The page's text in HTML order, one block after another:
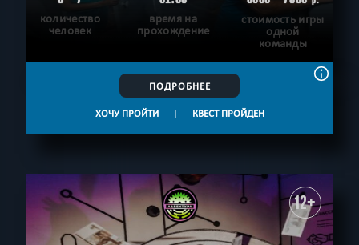
количество
человек
время на
прохождение
стоимость игры
одной
команды
ПОДРОБНЕЕ
ХОЧУ ПРОЙТИ | КВЕСТ ПРОЙДЕН
12+